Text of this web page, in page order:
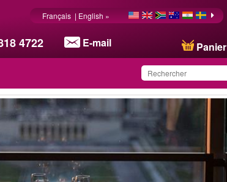
4722 E-mail Panier
Français | English »
Ce produit a été
sauvegardé dans votre
liste.